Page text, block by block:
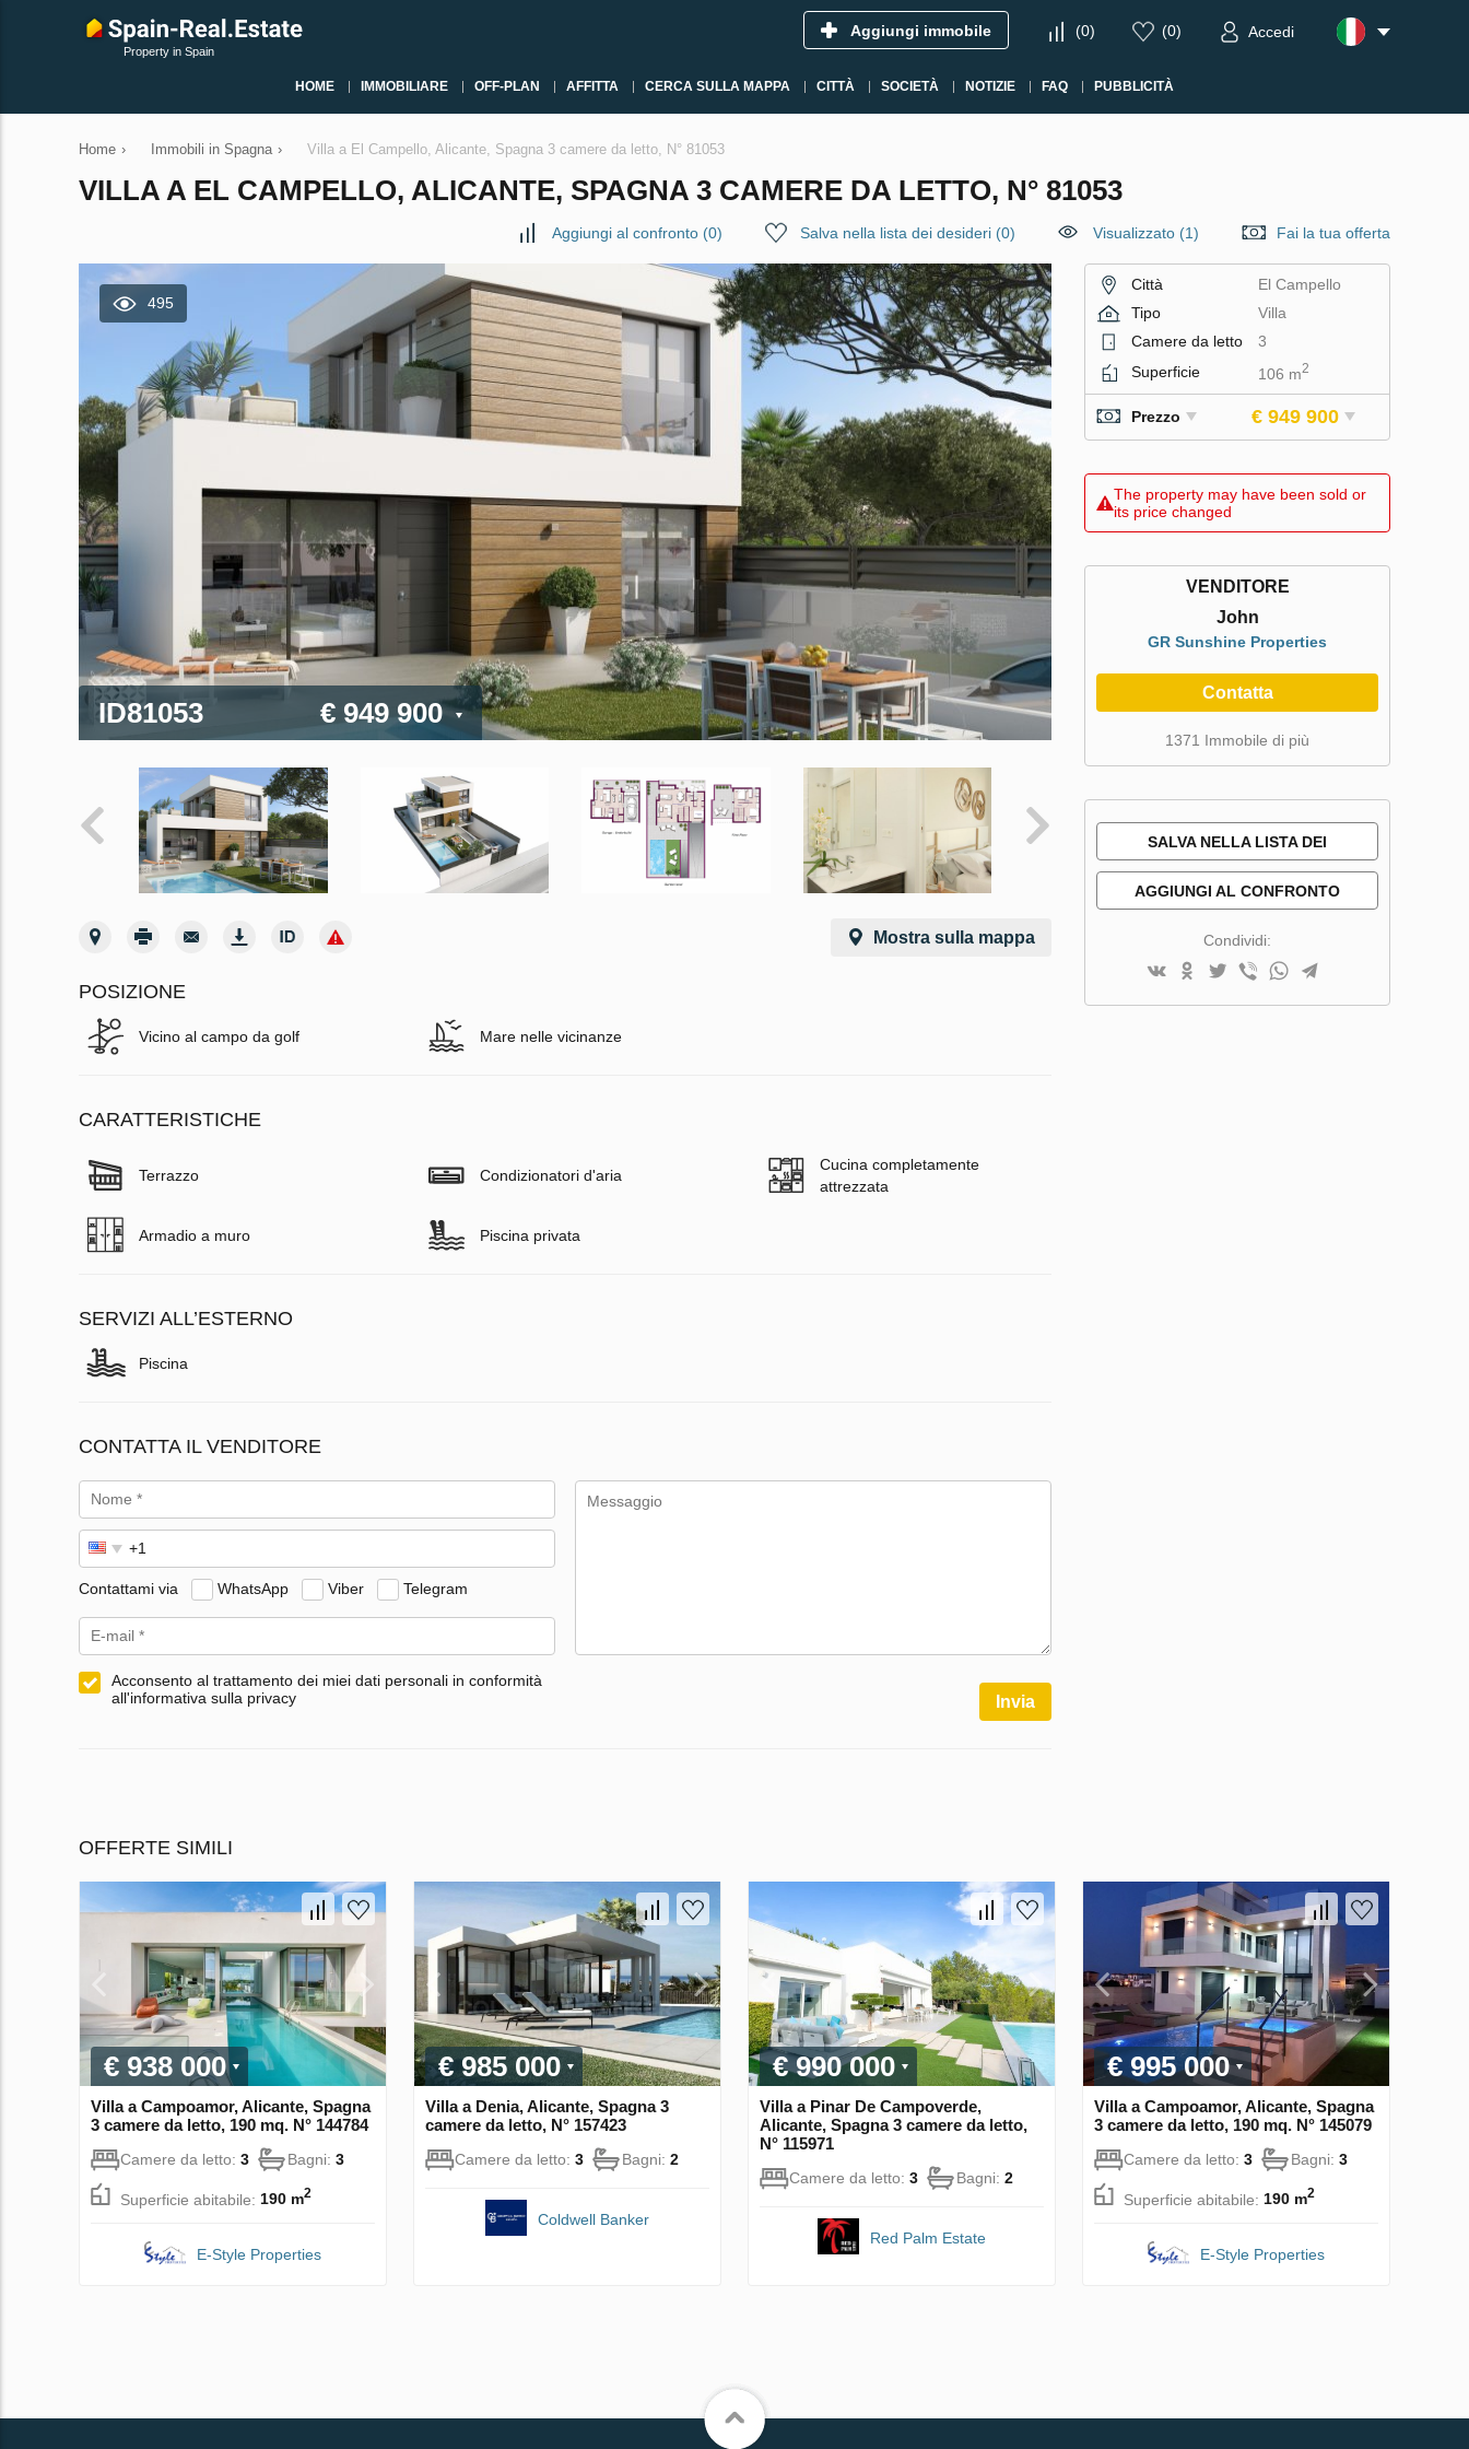
Property in Spain
Aggiungi immobile (0) (0) Accedi
HOME IMMOBILIARE OFF-PLAN AFFITTA CERCA SULLA MAPPA CITTÀ SOCIETÀ NOTIZIE FAQ PUBBLICITÀ
Home › Immobili in Spagna › Villa a El Campello, Alicante, Spagna 3 camere da letto, N° 81053
VILLA A EL CAMPELLO, ALICANTE, SPAGNA 3 CAMERE DA LETTO, N° 81053
Aggiungi al confronto (0) Salva nella lista dei desideri (0) Visualizzato (1) Fai la tua offerta
495
ID81053 € 949 900
Mostra sulla mappa
POSIZIONE
Vicino al campo da golf Mare nelle vicinanze
CARATTERISTICHE
Terrazzo Condizionatori d'aria
Cucina completamente
attrezzata
Armadio a muro Piscina privata
SERVIZI ALL’ESTERNO
Piscina
CONTATTA IL VENDITORE
Contattami via WhatsApp Viber Telegram
Acconsento al trattamento dei miei dati personali in conformità
all'informativa sulla privacy
Invia
Città
El Campello
Tipo
Villa
Camere da letto
3
Superficie
106 m2
Prezzo € 949 900
The property may have been sold or
its price changed
VENDITORE
John
GR Sunshine Properties
Contatta
1371 Immobile di più
SALVA NELLA LISTA DEI
AGGIUNGI AL CONFRONTO
Condividi:
OFFERTE SIMILI
€ 938 000
Villa a Campoamor, Alicante, Spagna
3 camere da letto, 190 mq. N° 144784
Camere da letto: 3 Bagni: 3
Superficie abitabile: 190 m2
E-Style Properties
€ 985 000
Villa a Denia, Alicante, Spagna 3
camere da letto, N° 157423
Camere da letto: 3 Bagni: 2
Coldwell Banker
€ 990 000
Villa a Pinar De Campoverde,
Alicante, Spagna 3 camere da letto,
N° 115971
Camere da letto: 3 Bagni: 2
Red Palm Estate
€ 995 000
Villa a Campoamor, Alicante, Spagna
3 camere da letto, 190 mq. N° 145079
Camere da letto: 3 Bagni: 3
Superficie abitabile: 190 m2
E-Style Properties